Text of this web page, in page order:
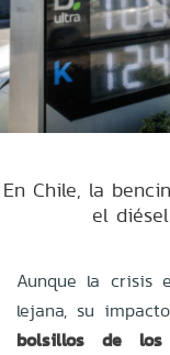
En Chile, la
el
Aunque la crisis
lejana, su
bolsillos de los